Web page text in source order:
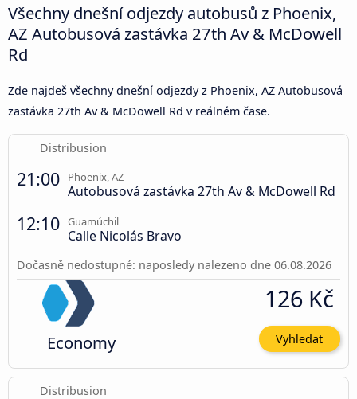
Všechny dnešní odjezdy autobusů z Phoenix,
AZ Autobusová zastávka 27th Av & McDowell
Rd
Zde najdeš všechny dnešní odjezdy z Phoenix, AZ Autobusová
zastávka 27th Av & McDowell Rd v reálném čase.
Distribusion
21:00 Phoenix, AZ
Autobusová zastávka 27th Av & McDowell Rd
12:10 Guamúchil
Calle Nicolás Bravo
Dočasně nedostupné: naposledy nalezeno dne 06.08.2026
Economy
126 Kč
Vyhledat
Distribusion